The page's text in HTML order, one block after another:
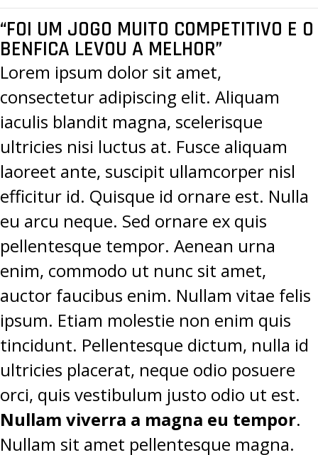
“FOI UM JOGO MUITO COMPETITIVO E O
BENFICA LEVOU A MELHOR”
Lorem ipsum dolor sit amet,
consectetur adipiscing elit. Aliquam
iaculis blandit magna, scelerisque
ultricies nisi luctus at. Fusce aliquam
laoreet ante, suscipit ullamcorper nisl
efficitur id. Quisque id ornare est. Nulla
eu arcu neque. Sed ornare ex quis
pellentesque tempor. Aenean urna
enim, commodo ut nunc sit amet,
auctor faucibus enim. Nullam vitae felis
ipsum. Etiam molestie non enim quis
tincidunt. Pellentesque dictum, nulla id
ultricies placerat, neque odio posuere
orci, quis vestibulum justo odio ut est.
Nullam viverra a magna eu tempor.
Nullam sit amet pellentesque magna.